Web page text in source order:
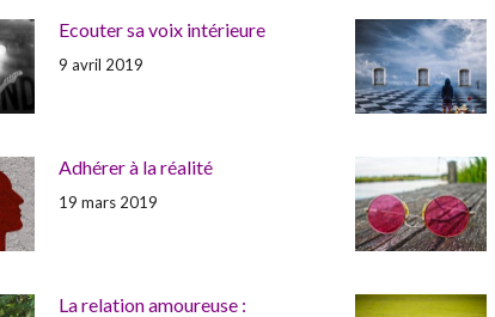
Ecouter sa voix intérieure
9 avril 2019
Adhérer à la réalité
19 mars 2019
La relation amoureuse :